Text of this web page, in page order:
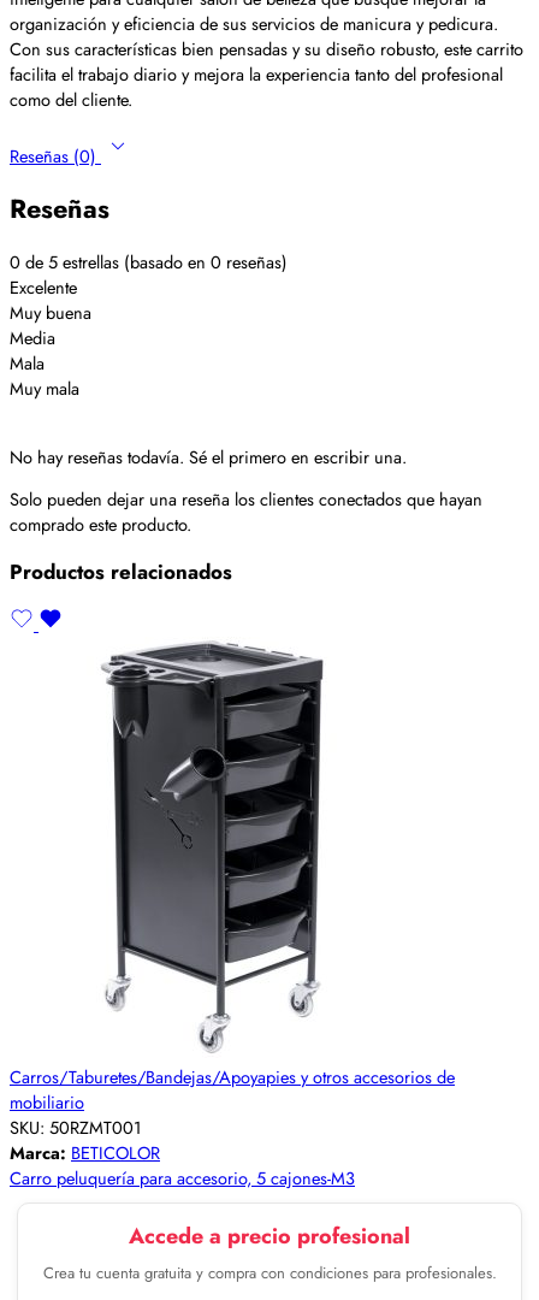
organización y eficiencia de sus servicios de manicura y pedicura.
Con sus características bien pensadas y su diseño robusto, este carrito
facilita el trabajo diario y mejora la experiencia tanto del profesional
como del cliente.
Reseñas (0)
Reseñas
0 de 5 estrellas (basado en 0 reseñas)
Excelente
Muy buena
Media
Mala
Muy mala
No hay reseñas todavía. Sé el primero en escribir una.
Solo pueden dejar una reseña los clientes conectados que hayan
comprado este producto.
Productos relacionados
Carros/Taburetes/Bandejas/Apoyapies y otros accesorios de
mobiliario
SKU: 50RZMT001
Marca: BETICOLOR
Carro peluquería para accesorio, 5 cajones-M3
Accede a precio profesional
Crea tu cuenta gratuita y compra con condiciones para profesionales.